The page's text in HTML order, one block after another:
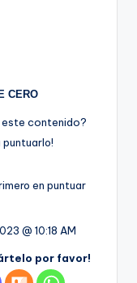
CERO
este contenido?
puntuarlo!
en puntuar
@ 10:18 AM
por favor!